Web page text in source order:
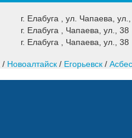
г. Елабуга , ул. Чапаева,
г. Елабуга , Чапаева, ул., 38
г. Елабуга , Чапаева, ул., 38
/ Новоалтайск / Егорьевск /